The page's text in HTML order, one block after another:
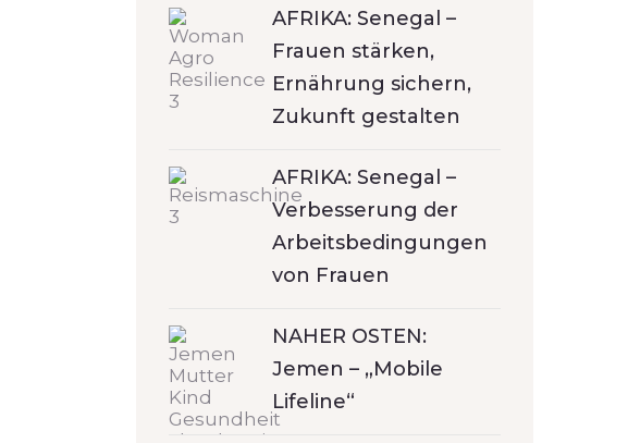
AFRIKA: Senegal –
Frauen stärken,
Ernährung sichern,
Zukunft gestalten
AFRIKA: Senegal –
Verbesserung der
Arbeitsbedingungen
von Frauen
NAHER OSTEN:
Jemen – „Mobile
Lifeline“